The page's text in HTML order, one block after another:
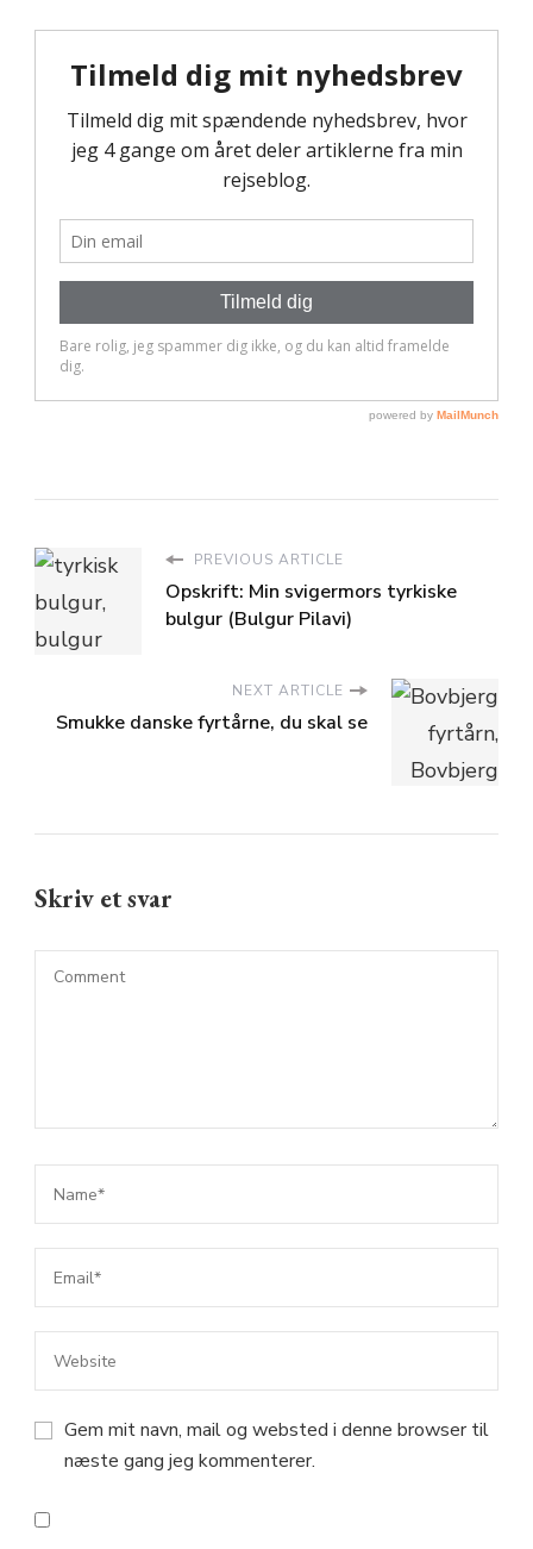
PREVIOUS ARTICLE
Opskrift: Min svigermors tyrkiske
bulgur (Bulgur Pilavi)
NEXT ARTICLE
Smukke danske fyrtårne, du skal se
Skriv et svar
Gem mit navn, mail og websted i denne browser til
næste gang jeg kommenterer.